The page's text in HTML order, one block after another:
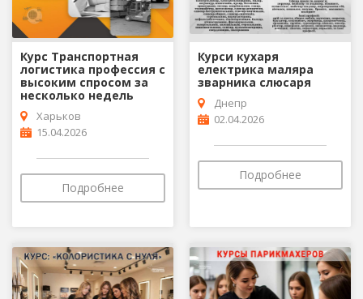
Курс Транспортная
логистика профессия с
высоким спросом за
несколько недель
Харьков
15.04.2026
Подробнее
Курси кухаря
електрика маляра
зварника слюсаря
Днепр
02.04.2026
Подробнее